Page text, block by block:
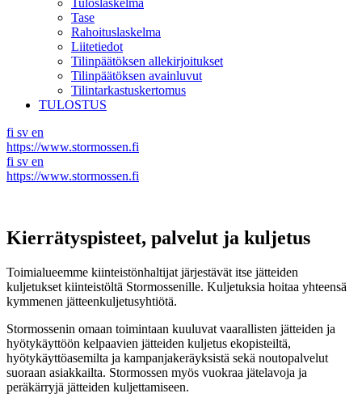
Tuloslaskelma
Tase
Rahoituslaskelma
Liitetiedot
Tilinpäätöksen allekirjoitukset
Tilinpäätöksen avainluvut
Tilintarkastuskertomus
TULOSTUS
fi sv en
https://www.stormossen.fi
fi sv en
https://www.stormossen.fi
Kierrätyspisteet, palvelut ja kuljetus
Toimialueemme kiinteistönhaltijat järjestävät itse jätteiden
kuljetukset kiinteistöltä Stormossenille. Kuljetuksia hoitaa yhteensä
kymmenen jätteenkuljetusyhtiötä.
Stormossenin omaan toimintaan kuuluvat vaarallisten jätteiden ja
hyötykäyttöön kelpaavien jätteiden kuljetus ekopisteiltä,
hyötykäyttöasemilta ja kampanjakeräyksistä sekä noutopalvelut
suoraan asiakkailta. Stormossen myös vuokraa jätelavoja ja
peräkärryjä jätteiden kuljettamiseen.